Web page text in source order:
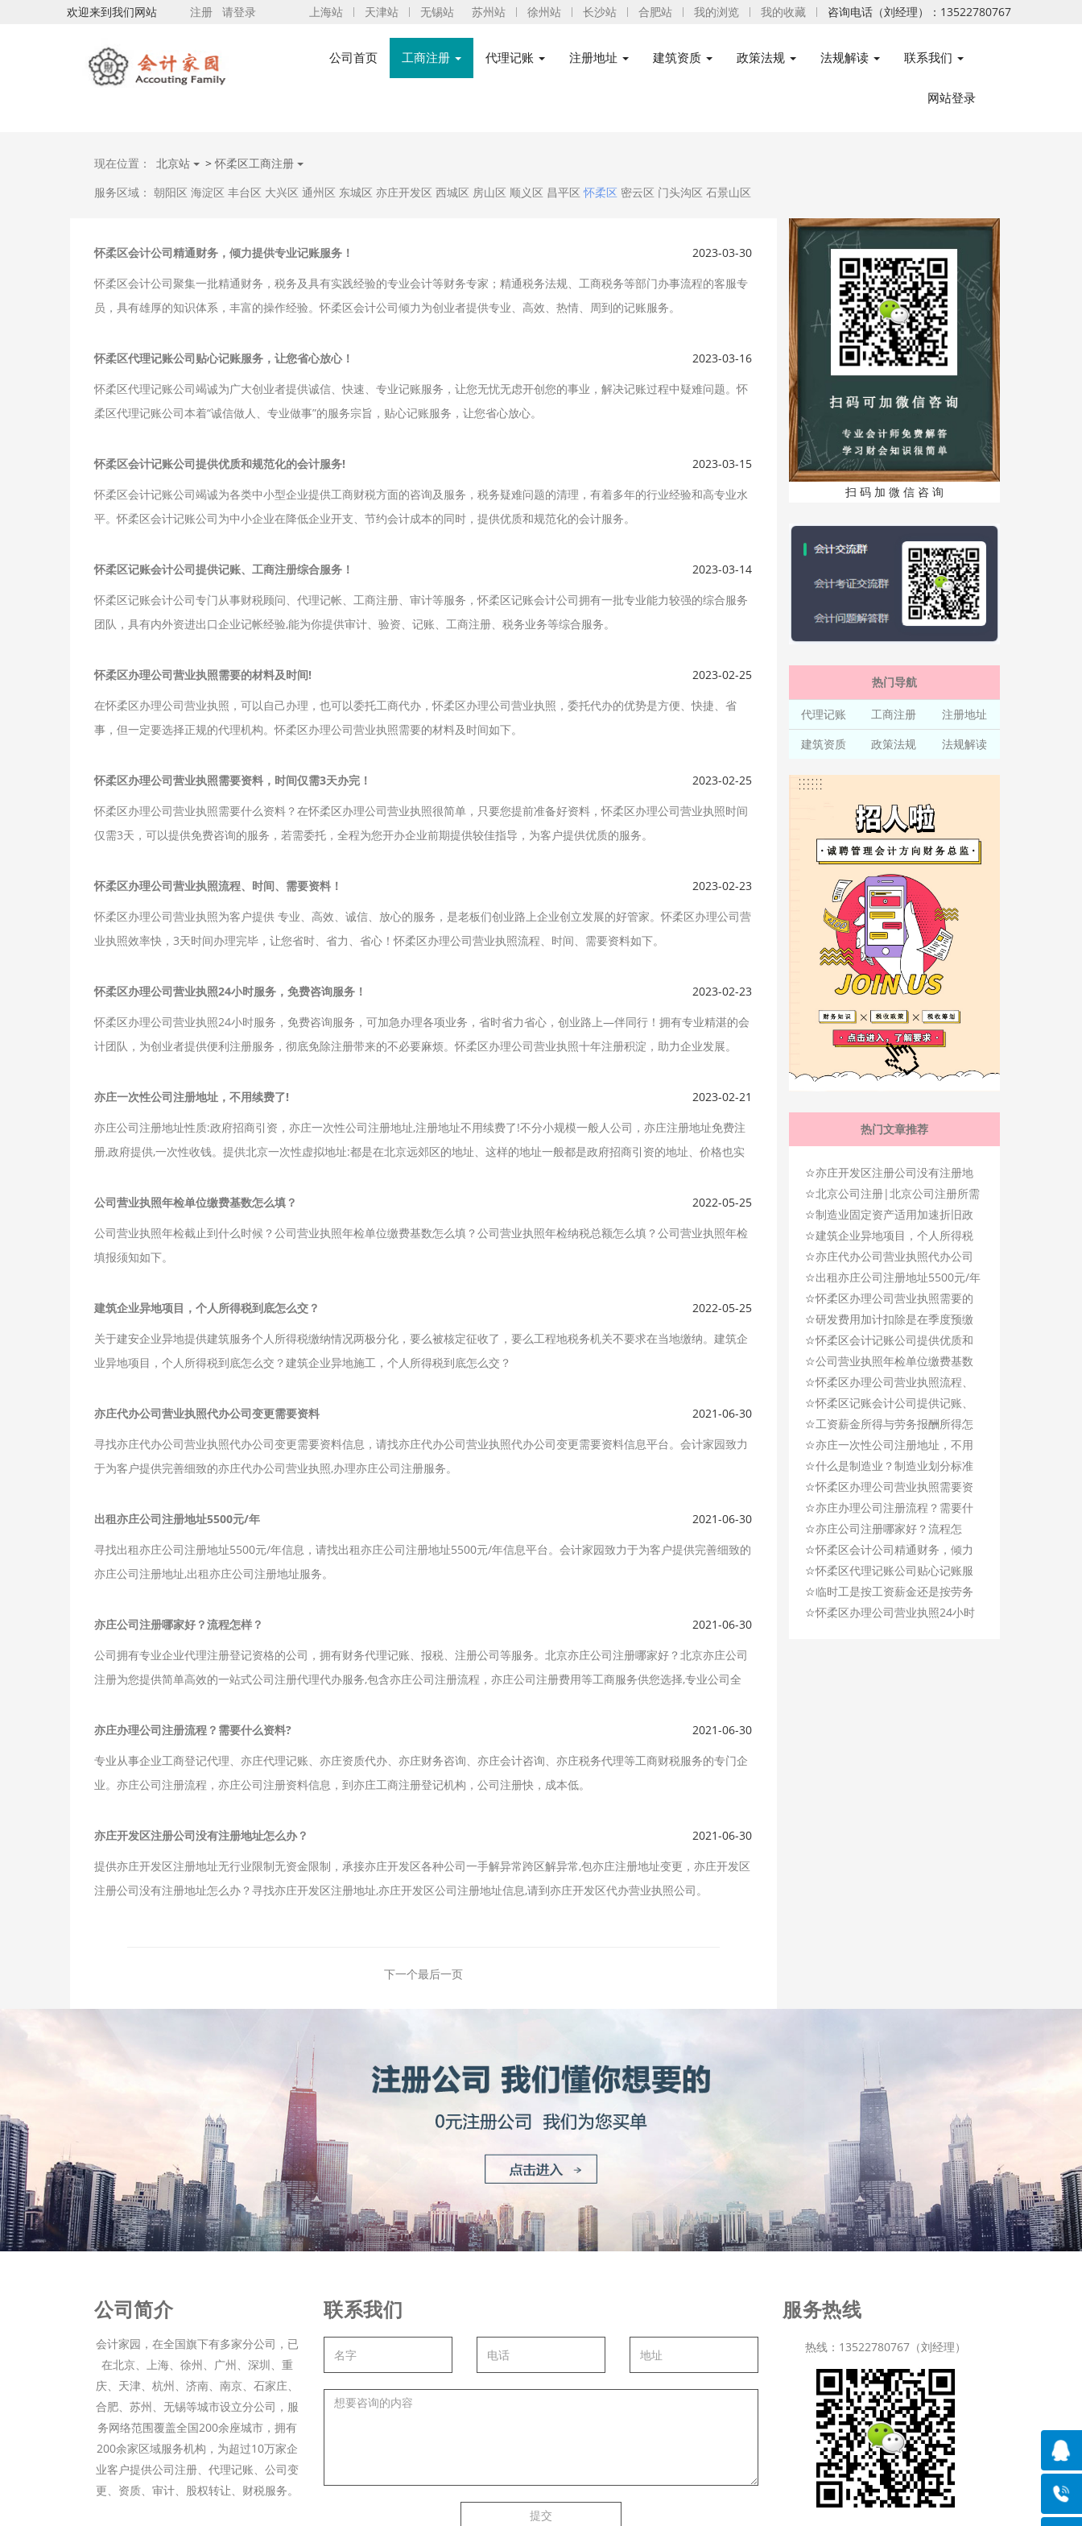
欢迎来到我们网站 注册 请登录 上海站 天津站 无锡站 苏州站 徐州站 长沙站 合肥站 我的浏览 我的收藏 咨询电话（刘经理）：13522780767
公司首页 工商注册 代理记账 注册地址 建筑资质 政策法规 法规解读 联系我们
网站登录
现在位置： 北京站 >怀柔区工商注册
服务区域： 朝阳区 海淀区 丰台区 大兴区 通州区 东城区 亦庄开发区 西城区 房山区 顺义区 昌平区 怀柔区 密云区 门头沟区 石景山区
怀柔区会计公司精通财务，倾力提供专业记账服务！
2023-03-30
怀柔区会计公司聚集一批精通财务，税务及具有实践经验的专业会计等财务专家；精通税务法规、工商税务等部门办事流程的客服专
员，具有雄厚的知识体系，丰富的操作经验。怀柔区会计公司倾力为创业者提供专业、高效、热情、周到的记账服务。
怀柔区代理记账公司贴心记账服务，让您省心放心！
2023-03-16
怀柔区代理记账公司竭诚为广大创业者提供诚信、快速、专业记账服务，让您无忧无虑开创您的事业，解决记账过程中疑难问题。怀
柔区代理记账公司本着“诚信做人、专业做事”的服务宗旨，贴心记账服务，让您省心放心。
怀柔区会计记账公司提供优质和规范化的会计服务!
2023-03-15
怀柔区会计记账公司竭诚为各类中小型企业提供工商财税方面的咨询及服务，税务疑难问题的清理，有着多年的行业经验和高专业水
平。怀柔区会计记账公司为中小企业在降低企业开支、节约会计成本的同时，提供优质和规范化的会计服务。
怀柔区记账会计公司提供记账、工商注册综合服务！
2023-03-14
怀柔区记账会计公司专门从事财税顾问、代理记帐、工商注册、审计等服务，怀柔区记账会计公司拥有一批专业能力较强的综合服务
团队，具有内外资进出口企业记帐经验,能为你提供审计、验资、记账、工商注册、税务业务等综合服务。
怀柔区办理公司营业执照需要的材料及时间!
2023-02-25
在怀柔区办理公司营业执照，可以自己办理，也可以委托工商代办，怀柔区办理公司营业执照，委托代办的优势是方便、快捷、省
事，但一定要选择正规的代理机构。怀柔区办理公司营业执照需要的材料及时间如下。
怀柔区办理公司营业执照需要资料，时间仅需3天办完！
2023-02-25
怀柔区办理公司营业执照需要什么资料？在怀柔区办理公司营业执照很简单，只要您提前准备好资料，怀柔区办理公司营业执照时间
仅需3天，可以提供免费咨询的服务，若需委托，全程为您开办企业前期提供较佳指导，为客户提供优质的服务。
怀柔区办理公司营业执照流程、时间、需要资料！
2023-02-23
怀柔区办理公司营业执照为客户提供 专业、高效、诚信、放心的服务，是老板们创业路上企业创立发展的好管家。怀柔区办理公司营
业执照效率快，3天时间办理完毕，让您省时、省力、省心！怀柔区办理公司营业执照流程、时间、需要资料如下。
怀柔区办理公司营业执照24小时服务，免费咨询服务！
2023-02-23
怀柔区办理公司营业执照24小时服务，免费咨询服务，可加急办理各项业务，省时省力省心，创业路上—伴同行！拥有专业精湛的会
计团队，为创业者提供便利注册服务，彻底免除注册带来的不必要麻烦。怀柔区办理公司营业执照十年注册积淀，助力企业发展。
亦庄一次性公司注册地址，不用续费了!
2023-02-21
亦庄公司注册地址性质:政府招商引资，亦庄一次性公司注册地址,注册地址不用续费了!不分小规模一般人公司，亦庄注册地址免费注
册,政府提供,一次性收钱。提供北京一次性虚拟地址:都是在北京远郊区的地址、这样的地址一般都是政府招商引资的地址、价格也实
公司营业执照年检单位缴费基数怎么填？
2022-05-25
公司营业执照年检截止到什么时候？公司营业执照年检单位缴费基数怎么填？公司营业执照年检纳税总额怎么填？公司营业执照年检
填报须知如下。
建筑企业异地项目，个人所得税到底怎么交？
2022-05-25
关于建安企业异地提供建筑服务个人所得税缴纳情况两极分化，要么被核定征收了，要么工程地税务机关不要求在当地缴纳。建筑企
业异地项目，个人所得税到底怎么交？建筑企业异地施工，个人所得税到底怎么交？
亦庄代办公司营业执照代办公司变更需要资料
2021-06-30
寻找亦庄代办公司营业执照代办公司变更需要资料信息，请找亦庄代办公司营业执照代办公司变更需要资料信息平台。会计家园致力
于为客户提供完善细致的亦庄代办公司营业执照,办理亦庄公司注册服务。
出租亦庄公司注册地址5500元/年
2021-06-30
寻找出租亦庄公司注册地址5500元/年信息，请找出租亦庄公司注册地址5500元/年信息平台。会计家园致力于为客户提供完善细致的
亦庄公司注册地址,出租亦庄公司注册地址服务。
亦庄公司注册哪家好？流程怎样？
2021-06-30
公司拥有专业企业代理注册登记资格的公司，拥有财务代理记账、报税、注册公司等服务。北京亦庄公司注册哪家好？北京亦庄公司
注册为您提供简单高效的一站式公司注册代理代办服务,包含亦庄公司注册流程，亦庄公司注册费用等工商服务供您选择,专业公司全
亦庄办理公司注册流程？需要什么资料?
2021-06-30
专业从事企业工商登记代理、亦庄代理记账、亦庄资质代办、亦庄财务咨询、亦庄会计咨询、亦庄税务代理等工商财税服务的专门企
业。亦庄公司注册流程，亦庄公司注册资料信息，到亦庄工商注册登记机构，公司注册快，成本低。
亦庄开发区注册公司没有注册地址怎么办？
2021-06-30
提供亦庄开发区注册地址无行业限制无资金限制，承接亦庄开发区各种公司一手解异常跨区解异常,包亦庄注册地址变更，亦庄开发区
注册公司没有注册地址怎么办？寻找亦庄开发区注册地址,亦庄开发区公司注册地址信息,请到亦庄开发区代办营业执照公司。
下一个最后一页
扫 码 加 微 信 咨 询
热门导航
代理记账 工商注册
注册地址
建筑资质
政策法规 法规解读
热门文章推荐
☆亦庄开发区注册公司没有注册地
址怎么办？
☆北京公司注册|北京公司注册所需
材料及时间问题!
☆制造业固定资产适用加速折旧政
策的范围是什么？
☆建筑企业异地项目，个人所得税
到底怎么交？
☆亦庄代办公司营业执照代办公司
变更需要资料
☆出租亦庄公司注册地址5500元/年
☆怀柔区办理公司营业执照需要的
材料及时间!
☆研发费用加计扣除是在季度预缴
时享受吗？
☆怀柔区会计记账公司提供优质和
规范化的会计服务!
☆公司营业执照年检单位缴费基数
怎么填？
☆怀柔区办理公司营业执照流程、
时间、需要资料！
☆怀柔区记账会计公司提供记账、
工商注册综合服务！
☆工资薪金所得与劳务报酬所得怎
么区别呢？
☆亦庄一次性公司注册地址，不用
续费了!
☆什么是制造业？制造业划分标准
是什么？
☆怀柔区办理公司营业执照需要资
料，时间仅需3天办完！
☆亦庄办理公司注册流程？需要什
么资料?
☆亦庄公司注册哪家好？流程怎
样？
☆怀柔区会计公司精通财务，倾力
提供专业记账服务！
☆怀柔区代理记账公司贴心记账服
务，让您省心放心！
☆临时工是按工资薪金还是按劳务
报酬扣缴个人所得税？
☆怀柔区办理公司营业执照24小时
公司简介
会计家园，在全国旗下有多家分公司，已
在北京、上海、徐州、广州、深圳、重
庆、天津、杭州、济南、南京、石家庄、
合肥、苏州、无锡等城市设立分公司，服
务网络范围覆盖全国200余座城市，拥有
200余家区域服务机构，为超过10万家企
业客户提供公司注册、代理记账、公司变
更、资质、审计、股权转让、财税服务。
联系我们
提交
服务热线
热线：13522780767（刘经理）